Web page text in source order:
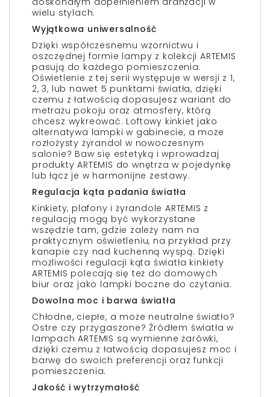
wielu stylach.
Wyjątkowa uniwersalność
Dzięki współczesnemu wzornictwu i
oszczędnej formie lampy z kolekcji ARTEMIS
pasują do każdego pomieszczenia.
Oświetlenie z tej serii występuje w wersji z 1,
2, 3, lub nawet 5 punktami światła, dzięki
czemu z łatwością dopasujesz wariant do
metrażu pokoju oraz atmosfery, którą
chcesz wykreować. Loftowy kinkiet jako
alternatywa lampki w gabinecie, a może
rozłożysty żyrandol w nowoczesnym
salonie? Baw się estetyką i wprowadzaj
produkty ARTEMIS do wnętrza w pojedynkę
lub łącz je w harmonijne zestawy.
Regulacja kąta padania światła
Kinkiety, plafony i żyrandole ARTEMIS z
regulacją mogą być wykorzystane
wszędzie tam, gdzie zależy nam na
praktycznym oświetleniu, na przykład przy
kanapie czy nad kuchenną wyspą. Dzięki
możliwości regulacji kąta światła kinkiety
ARTEMIS polecają się też do domowych
biur oraz jako lampki boczne do czytania.
Dowolna moc i barwa światła
Chłodne, ciepłe, a może neutralne światło?
Ostre czy przygaszone? Źródłem światła w
lampach ARTEMIS są wymienne żarówki,
dzięki czemu z łatwością dopasujesz moc i
barwę do swoich preferencji oraz funkcji
pomieszczenia.
Jakość i wytrzymałość